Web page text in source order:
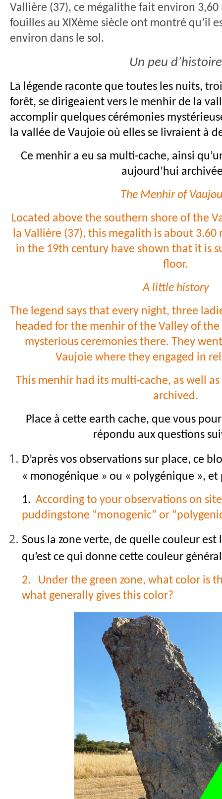
Vallière (37), ce mégalithe fait environ 3,60
fouilles au XIXème siècle ont montré qu’il
environ dans le sol.
Un peu d’histoire
La légende raconte que toutes les nuits,
forêt, se dirigeaient vers le menhir de la
accomplir quelques cérémonies
la vallée de Vaujoie où elles se livraient à
Ce menhir a eu sa multi-cache, ainsi
aujourd’hui
The Menhir of
Located above the southern shore of the
la Vallière (37), this megalith is about 3.60
in the 19th century have shown that it is
floor.
A little history
The legend says that every night, three
headed for the menhir of the Valley of
mysterious ceremonies there. They
Vaujoie where they engaged in
This menhir had its multi-cache, as well
archived.
Place à cette earth cache, que vous
répondu aux questions
D’après vos observations sur place, ce
« monogénique » ou « polygénique »,
1. According to your observations on
puddingstone “monogenic” or
Sous la zone verte, de quelle couleur
qu’est ce qui donne cette couleur
2. Under the green zone, what color is
what generally gives this color?